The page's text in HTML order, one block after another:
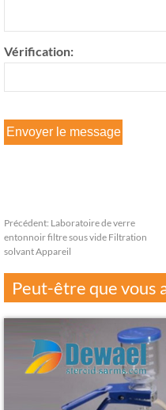
Vérification:
Précédent: Laboratoire de verre
entonnoir filtre sous vide Filtration
solvant Appareil
Peut-être que vous